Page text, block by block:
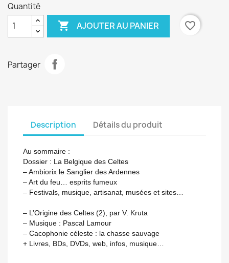
Quantité
 AJOUTER AU PANIER favorite_border
Partager
Description Détails du produit
Au sommaire :
Dossier : La Belgique des Celtes
– Ambiorix le Sanglier des Ardennes
– Art du feu… esprits fumeux
– Festivals, musique, artisanat, musées et sites…
– L’Origine des Celtes (2), par V. Kruta
– Musique : Pascal Lamour
– Cacophonie céleste : la chasse sauvage
+ Livres, BDs, DVDs, web, infos, musique…